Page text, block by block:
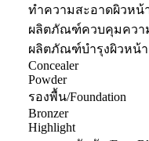
ทำความสะอาดผิวหน้า/
ผลิตภัณฑ์ควบคุมควา
ผลิตภัณฑ์บำรุงผิวหน้า
Concealer
Powder
รองพื้น/Foundation
Bronzer
Highlight